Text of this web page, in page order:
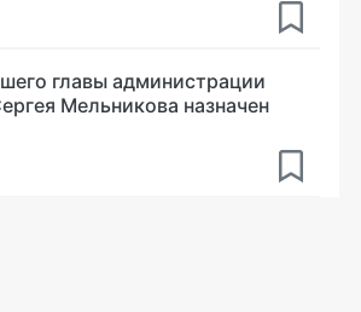
главы администрации
Мельникова назначен